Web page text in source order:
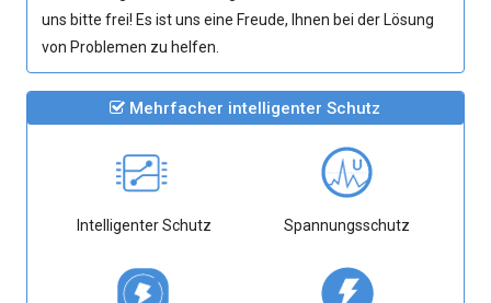
uns bitte frei! Es ist uns eine Freude, Ihnen bei der Lösung
von Problemen zu helfen.
Mehrfacher intelligenter Schutz
Intelligenter Schutz Spannungsschutz